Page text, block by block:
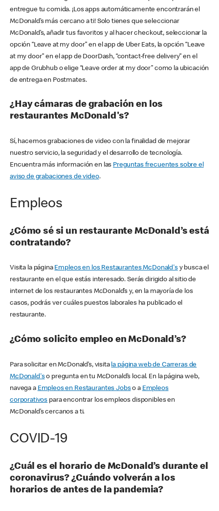
entregue tu comida. ¡Los apps automáticamente encontrarán el
McDonald’s más cercano a ti! Solo tienes que seleccionar
McDonald’s, añadir tus favoritos y al hacer checkout, seleccionar la
opción “Leave at my door” en el app de Uber Eats, la opción “Leave
at my door” en el app de DoorDash, “contact-free delivery” en el
app de Grubhub o elige “Leave order at my door” como la ubicación
de entrega en Postmates.
¿Hay cámaras de grabación en los
restaurantes McDonald's?
Sí, hacemos grabaciones de video con la finalidad de mejorar
nuestro servicio, la seguridad y el desarrollo de tecnología.
Encuentra más información en las Preguntas frecuentes sobre el
aviso de grabaciones de video.
Empleos
¿Cómo sé si un restaurante McDonald’s está
contratando?
Visita la página Empleos en los Restaurantes McDonald'sy busca el
restaurante en el que estás interesado. Serás dirigido al sitio de
internet de los restaurantes McDonald’s y, en la mayoría de los
casos, podrás ver cuáles puestos laborales ha publicado el
restaurante.
¿Cómo solicito empleo en McDonald’s?
Para solicitar en McDonald’s, visita la página web de Carreras de
McDonald'so pregunta en tu McDonald’s local. En la página web,
navega a Empleos en Restaurantes Jobso a Empleos
corporativos para encontrar los empleos disponibles en
McDonald’s cercanos a ti.
COVID-19
¿Cuál es el horario de McDonald’s durante el
coronavirus? ¿Cuándo volverán a los
horarios de antes de la pandemia?